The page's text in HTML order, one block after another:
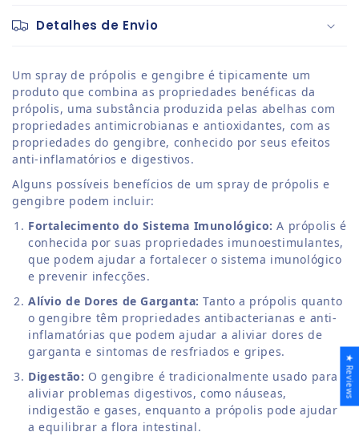
Detalhes de Envio
Um spray de própolis e gengibre é tipicamente um
produto que combina as propriedades benéficas da
própolis, uma substância produzida pelas abelhas com
propriedades antimicrobianas e antioxidantes, com as
propriedades do gengibre, conhecido por seus efeitos
anti-inflamatórios e digestivos.
Alguns possíveis benefícios de um spray de própolis e
gengibre podem incluir:
Fortalecimento do Sistema Imunológico: A própolis é
conhecida por suas propriedades imunoestimulantes,
que podem ajudar a fortalecer o sistema imunológico
e prevenir infecções.
Alívio de Dores de Garganta: Tanto a própolis quanto
o gengibre têm propriedades antibacterianas e anti-
inflamatórias que podem ajudar a aliviar dores de
garganta e sintomas de resfriados e gripes.
Digestão: O gengibre é tradicionalmente usado para
aliviar problemas digestivos, como náuseas,
indigestão e gases, enquanto a própolis pode ajudar
a equilibrar a flora intestinal.
★ Reviews